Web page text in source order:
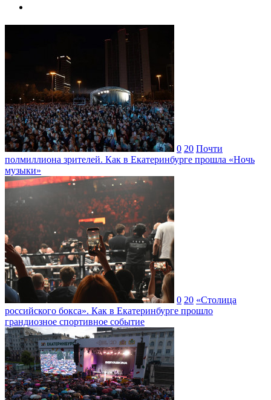
0 20 Почти
полмиллиона зрителей. Как в Екатеринбурге прошла «Ночь
музыки»
0 20 «Столица
российского бокса». Как в Екатеринбурге прошло
грандиозное спортивное событие